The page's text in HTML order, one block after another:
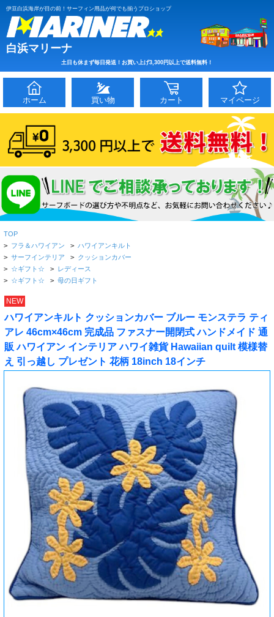
伊豆白浜海岸が目の前！サーフィン用品が何でも揃うプロショップ
白浜マリーナ
土日も休まず毎日発送！お買い上げ3,300円以上で送料無料！
ホーム 買い物 カート マイページ
TOP
> フラ＆ハワイアン > ハワイアンキルト
> サーフインテリア > クッションカバー
> ☆ギフト☆ > レディース
> ☆ギフト☆ > 母の日ギフト
NEW
ハワイアンキルト クッションカバー ブルー モンステラ ティ
アレ 46cm×46cm 完成品 ファスナー開閉式 ハンドメイド 通
販 ハワイアン インテリア ハワイ雑貨 Hawaiian quilt 模様替
え 引っ越し プレゼント 花柄 18inch 18インチ